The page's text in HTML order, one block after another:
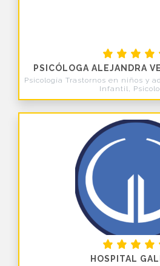
PSICÓLOGA ALEJANDRA
Psicología Trastornos en niños y
Infantil,
HOSPITAL